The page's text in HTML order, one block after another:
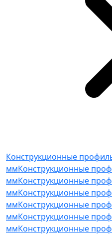
Конструкционные
ммКонструкционные
ммКонструкционные
ммКонструкционные
ммКонструкционные
ммКонструкционные
ммКонструкционные